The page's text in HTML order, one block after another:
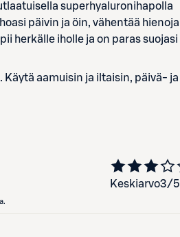
superhyaluronihapolla
päivin ja öin, vähentää hienoja
herkälle iholle ja on paras suojasi
aamuisin ja iltaisin, päivä- ja
Keskiarvo3/5